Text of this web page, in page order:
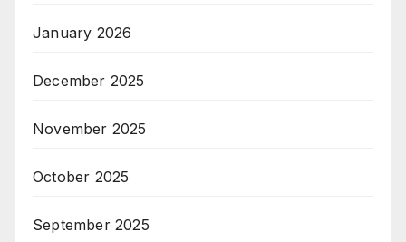
January 2026
December 2025
November 2025
October 2025
September 2025